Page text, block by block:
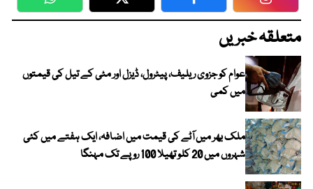
WhatsApp Twitter Facebook
متعلقہ خبریں
عوام کو جزوی ریلیف، پیٹرول، ڈیزل اور مٹی کے تیل کی قیمتوں
میں کمی
ملک بھر میں آٹے کی قیمت میں اضافہ، ایک ہفتے میں کئی
شہروں میں 20 کلو تھیلا 100 روپے تک مہنگا